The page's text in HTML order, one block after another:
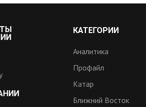
КАТЕГОРИИ
Аналитика
Профайл
Катар
Ближний Восток